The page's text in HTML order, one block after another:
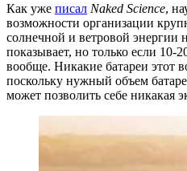
Как уже писал Naked Science,
возможности организации
солнечной и ветровой энергии
показывает, но только если 10-
вообще. Никакие батареи этот
поскольку нужный объем
может позволить себе никакая